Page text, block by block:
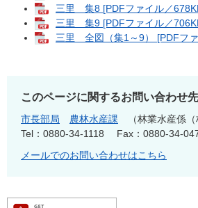
三里 集8 [PDFファイル／
三里 集9 [PDFファイル／
三里 全図（集1～9） [PDFフ
このページに関するお問い合わせ先
市長部局 農林水産課
林業水産係（
Tel：0880-34-1118
Fax：0880-34-
メールでのお問い合わせはこちら